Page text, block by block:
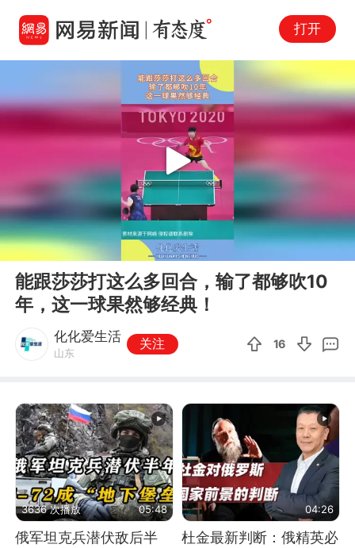
打开
00:00 00:14
Play
能跟莎莎打这么多回合，输了都够吹10
年，这一球果然够经典！
化化爱生活
山东
关注 16
3636 次播放 05:48
俄军坦克兵潜伏敌后半
04:26
杜金最新判断：俄精英必